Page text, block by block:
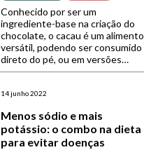
Conhecido por ser um
ingrediente-base na criação do
chocolate, o cacau é um alimento
versátil, podendo ser consumido
direto do pé, ou em versões
propícias ao preparo de receitas,
dos trunfos por trás desse
nutricional. Rico em nutrientes
como zinco, […]
14 junho 2022
Menos sódio e mais
potássio: o combo na dieta
para evitar doenças